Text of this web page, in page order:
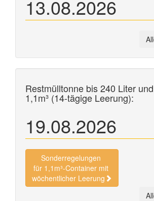
13.08.2026
Restmülltonne bis 240 Liter und
1,1m³ (14-tägige Leerung):
19.08.2026
Sonderregelungen
für 1,1m³-Container mit
wöchentlicher Leerung